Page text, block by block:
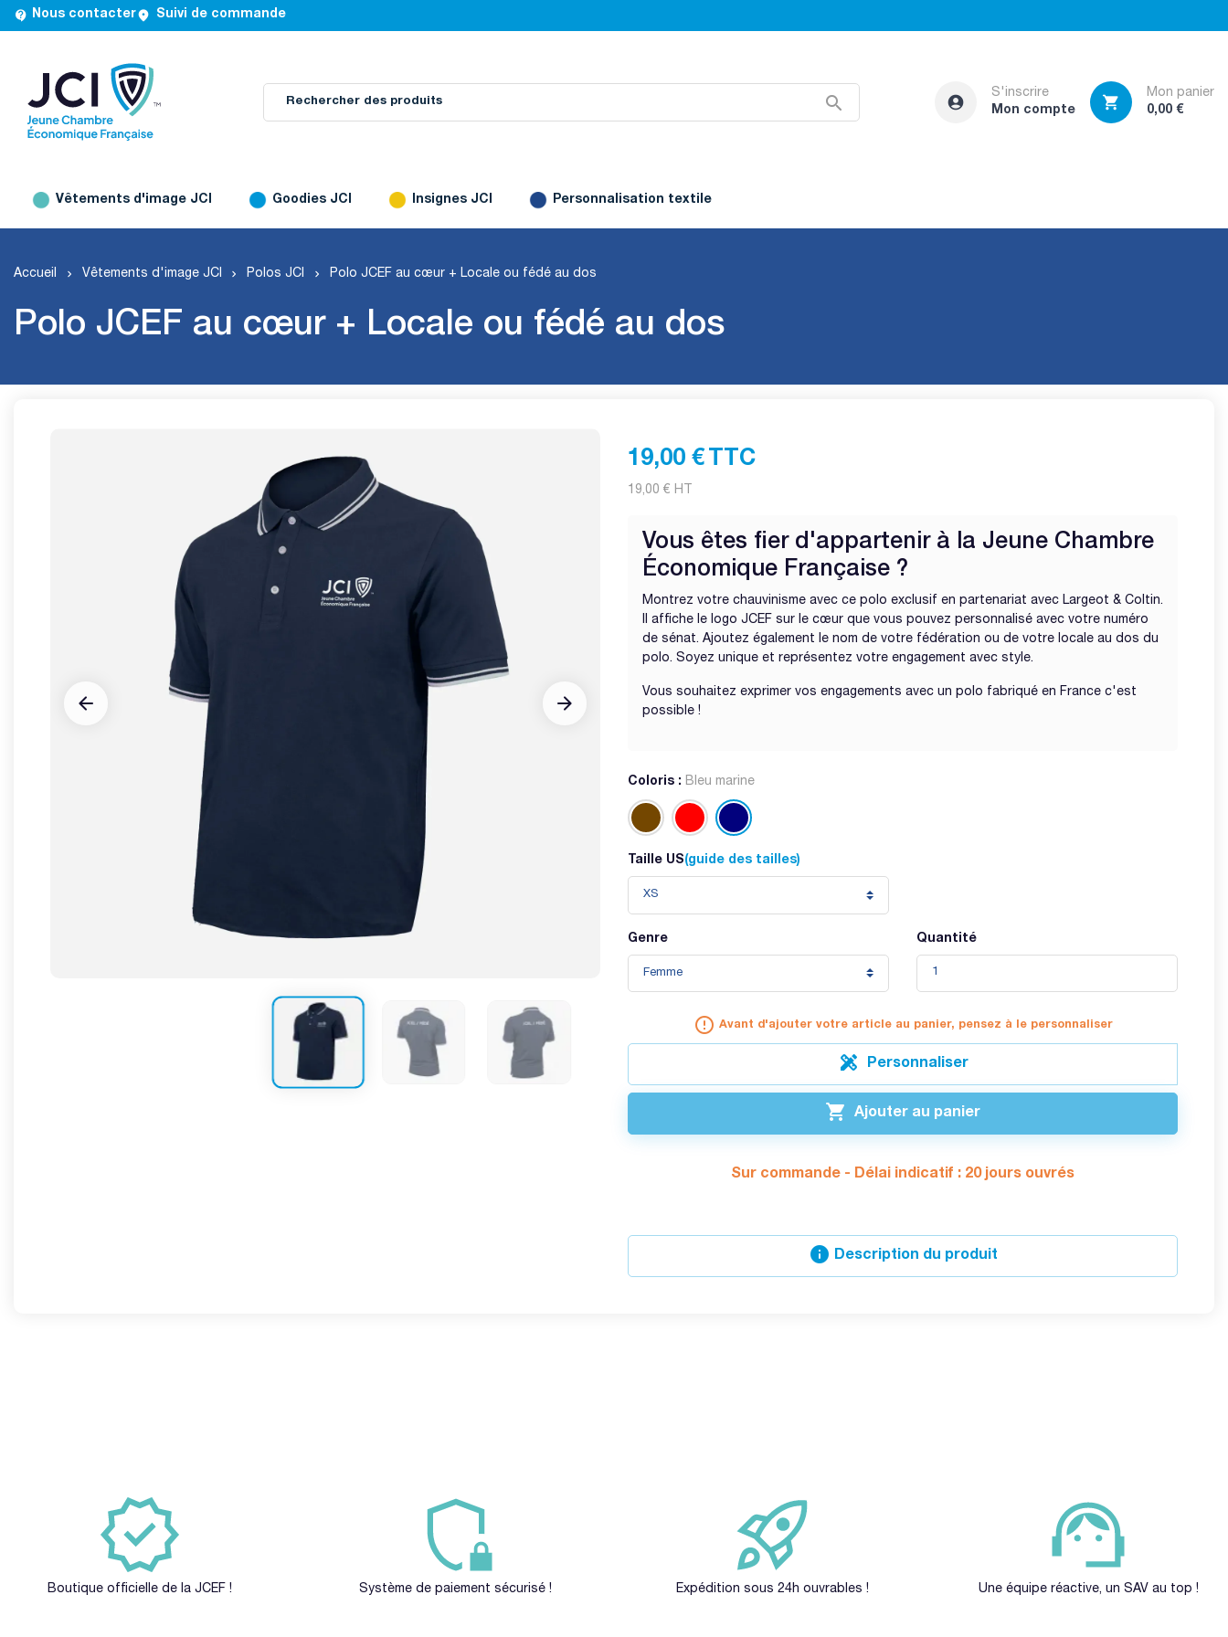
 Nous contacter Suivi de commande
 
S'inscrire
Mon compte

Mon panier
0,00 €
Vêtements d'image JCI Goodies JCI Insignes JCI Personnalisation textile
Accueil Vêtements d'image JCI Polos JCI Polo JCEF au cœur + Locale ou fédé au dos
Polo JCEF au cœur + Locale ou fédé au dos
 
 
 
19,00 € TTC
19,00 € HT
Vous êtes fier d'appartenir à la Jeune Chambre
Économique Française ?
Montrez votre chauvinisme avec ce polo exclusif en partenariat avec Largeot & Coltin.
Il affiche le logo JCEF sur le cœur que vous pouvez personnalisé avec votre numéro
de sénat. Ajoutez également le nom de votre fédération ou de votre locale au dos du
polo. Soyez unique et représentez votre engagement avec style.
Vous souhaitez exprimer vos engagements avec un polo fabriqué en France c'est
possible !
Coloris : Bleu marine
Taille US(guide des tailles)
Genre Quantité
error_outline Avant d'ajouter votre article au panier, pensez à le personnaliser
 Personnaliser
 Ajouter au panier
Sur commande - Délai indicatif : 20 jours ouvrés
 Description du produit
Boutique officielle de la JCEF ! Système de paiement sécurisé ! Expédition sous 24h ouvrables ! Une équipe réactive, un SAV au top !